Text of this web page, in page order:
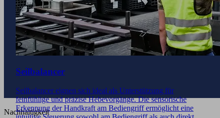
Nachhaltigkeit
Seilbalancer
Seilbalancer eignen sich ideal als Unterstützung für
feinfühlige und präzise Hebevorgänge. Die sensorische
Erkennung der Handkraft am Bediengriff ermöglicht eine